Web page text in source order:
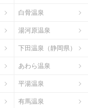
白骨温泉
湯河原温泉
下田温泉（静岡県）
あわら温泉
平湯温泉
有馬温泉